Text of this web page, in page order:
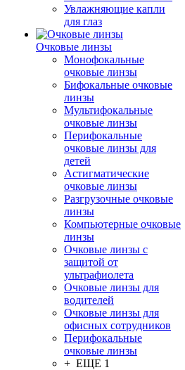
Увлажняющие капли
для глаз
Очковые линзы
Монофокальные
очковые линзы
Бифокальные очковые
линзы
Мультифокальные
очковые линзы
Перифокальные
очковые линзы для
детей
Астигматические
очковые линзы
Разгрузочные очковые
линзы
Компьютерные очковые
линзы
Очковые линзы с
защитой от
ультрафиолета
Очковые линзы для
водителей
Очковые линзы для
офисных сотрудников
Перифокальные
очковые линзы
+ ЕЩЕ 1